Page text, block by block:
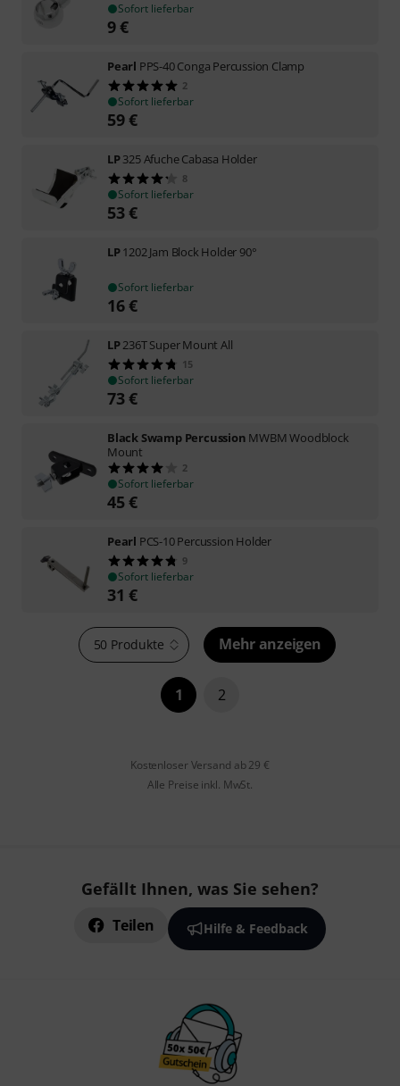
Sofort lieferbar
9€
Pearl PPS-40 Conga Percussion Clamp
2
Sofort lieferbar
59€
LP325 Afuche Cabasa Holder
8
Sofort lieferbar
53€
LP1202 Jam Block Holder 90°
Sofort lieferbar
16€
LP236T Super Mount All
15
Sofort lieferbar
73€
Black Swamp Percussion MWBM Woodblock
Mount
2
Sofort lieferbar
45€
Pearl PCS-10 Percussion Holder
9
Sofort lieferbar
31 €
50 Produkte Mehr anzeigen
1 2
Kostenloser Versand ab 29 €
Alle Preise inkl. MwSt.
Gefällt Ihnen, was Sie sehen?
Teilen Hilfe & Feedback